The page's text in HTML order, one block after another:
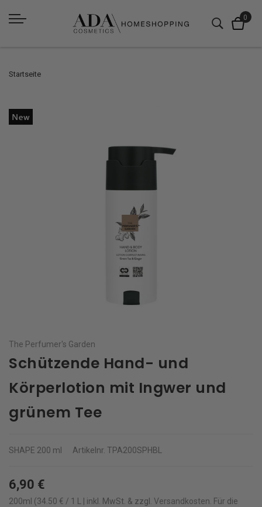
Startseite
The Perfumer's Garden
Schützende Hand- und
Körperlotion mit Ingwer und
grünem Tee
SHAPE 200 ml Artikelnr. TPA200SPHBL
6,90 €
200ml (34.50 € / 1 L | inkl. MwSt. & zzgl. Versandkosten Für die